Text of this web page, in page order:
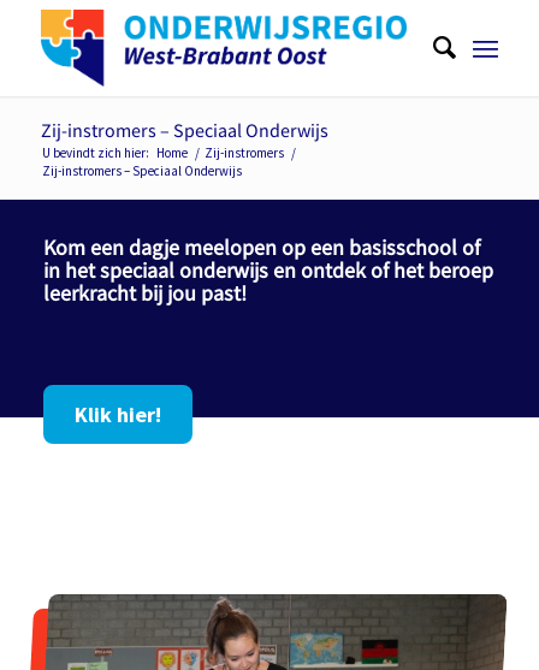
Zij-instromers – Speciaal Onderwijs
U bevindt zich hier: Home / Zij-instromers /
Zij-instromers – Speciaal Onderwijs
Kom een dagje meelopen op een basisschool of
in het speciaal onderwijs en ontdek of het beroep
leerkracht bij jou past!
Klik hier!